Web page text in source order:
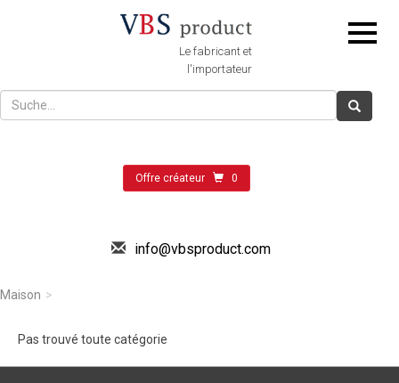
Le fabricant et
l'importateur
Offre créateur 0
info@vbsproduct.com
Maison
Pas trouvé toute catégorie